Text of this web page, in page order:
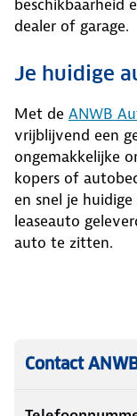
beschikbaarheid
dealer of garage.
Je huidige
Met de ANWB
vrijblijvend een
ongemakkelijke
kopers of
en snel je
leaseauto
auto te zitten.
Contact